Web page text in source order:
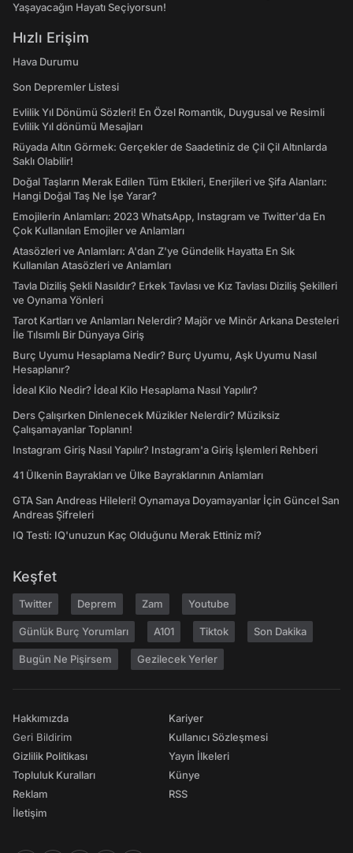
Yaşayacağın Hayatı Seçiyorsun!
Hızlı Erişim
Hava Durumu
Son Depremler Listesi
Evlilik Yıl Dönümü Sözleri! En Özel Romantik, Duygusal ve Resimli
Evlilik Yıl dönümü Mesajları
Rüyada Altın Görmek: Gerçekler de Saadetiniz de Çil Çil Altınlarda
Saklı Olabilir!
Doğal Taşların Merak Edilen Tüm Etkileri, Enerjileri ve Şifa Alanları:
Hangi Doğal Taş Ne İşe Yarar?
Emojilerin Anlamları: 2023 WhatsApp, Instagram ve Twitter'da En
Çok Kullanılan Emojiler ve Anlamları
Atasözleri ve Anlamları: A'dan Z'ye Gündelik Hayatta En Sık
Kullanılan Atasözleri ve Anlamları
Tavla Diziliş Şekli Nasıldır? Erkek Tavlası ve Kız Tavlası Diziliş Şekilleri
ve Oynama Yönleri
Tarot Kartları ve Anlamları Nelerdir? Majör ve Minör Arkana Desteleri
İle Tılsımlı Bir Dünyaya Giriş
Burç Uyumu Hesaplama Nedir? Burç Uyumu, Aşk Uyumu Nasıl
Hesaplanır?
İdeal Kilo Nedir? İdeal Kilo Hesaplama Nasıl Yapılır?
Ders Çalışırken Dinlenecek Müzikler Nelerdir? Müziksiz
Çalışamayanlar Toplanın!
Instagram Giriş Nasıl Yapılır? Instagram'a Giriş İşlemleri Rehberi
41 Ülkenin Bayrakları ve Ülke Bayraklarının Anlamları
GTA San Andreas Hileleri! Oynamaya Doyamayanlar İçin Güncel San
Andreas Şifreleri
IQ Testi: IQ'unuzun Kaç Olduğunu Merak Ettiniz mi?
Keşfet
Twitter Deprem Zam Youtube
Günlük Burç Yorumları A101 Tiktok Son Dakika
Bugün Ne Pişirsem Gezilecek Yerler
Hakkımızda
Geri Bildirim
Gizlilik Politikası
Topluluk Kuralları
Reklam
İletişim
Kariyer
Kullanıcı Sözleşmesi
Yayın İlkeleri
Künye
RSS